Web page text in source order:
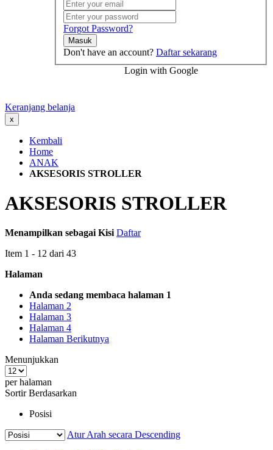
Forgot Password?
Masuk
Don't have an account? Daftar sekarang
Login with Google
Keranjang belanja
x
Kembali
Home
ANAK
AKSESORIS STROLLER
AKSESORIS STROLLER
Menampilkan sebagai Kisi Daftar
Item 1 - 12 dari 43
Halaman
Anda sedang membaca halaman 1
Halaman 2
Halaman 3
Halaman 4
Halaman Berikutnya
Menunjukkan
per halaman
Sortir Berdasarkan
Posisi
Atur Arah secara Descending